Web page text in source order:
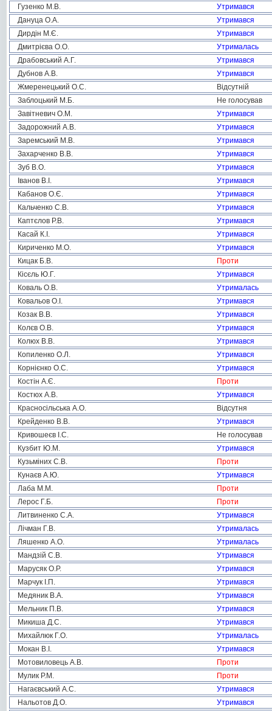
Гузенко М.В.
Утримався
Дануца О.А.
Утримався
Дирдін М.Є.
Утримався
Дмитрієва О.О.
Утрималась
Драбовський А.Г.
Утримався
Дубнов А.В.
Утримався
Жмеренецький О.С.
Відсутній
Заблоцький М.Б.
Не голосував
Завітневич О.М.
Утримався
Задорожний А.В.
Утримався
Заремський М.В.
Утримався
Захарченко В.В.
Утримався
Зуб В.О.
Утримався
Іванов В.І.
Утримався
Кабанов О.Є.
Утримався
Кальченко С.В.
Утримався
Каптєлов Р.В.
Утримався
Касай К.І.
Утримався
Кириченко М.О.
Утримався
Кицак Б.В.
Проти
Кісєль Ю.Г.
Утримався
Коваль О.В.
Утрималась
Ковальов О.І.
Утримався
Козак В.В.
Утримався
Колєв О.В.
Утримався
Колюх В.В.
Утримався
Копиленко О.Л.
Утримався
Корнієнко О.С.
Утримався
Костін А.Є.
Проти
Костюх А.В.
Утримався
Красносільська А.О.
Відсутня
Крейденко В.В.
Утримався
Кривошеєв І.С.
Не голосував
Кузбит Ю.М.
Утримався
Кузьміних С.В.
Проти
Кунаєв А.Ю.
Утримався
Лаба М.М.
Проти
Лерос Г.Б.
Проти
Литвиненко С.А.
Утримався
Лічман Г.В.
Утрималась
Ляшенко А.О.
Утрималась
Мандзій С.В.
Утримався
Марусяк О.Р.
Утримався
Марчук І.П.
Утримався
Медяник В.А.
Утримався
Мельник П.В.
Утримався
Микиша Д.С.
Утримався
Михайлюк Г.О.
Утрималась
Мокан В.І.
Утримався
Мотовиловець А.В.
Проти
Мулик Р.М.
Проти
Нагаєвський А.С.
Утримався
Нальотов Д.О.
Утримався